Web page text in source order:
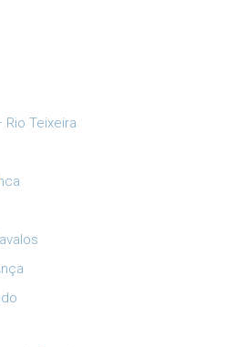
Teixeira